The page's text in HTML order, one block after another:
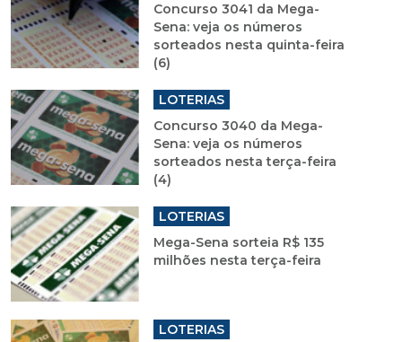
Concurso 3041 da Mega-
Sena: veja os números
sorteados nesta quinta-feira
(6)
LOTERIAS
Concurso 3040 da Mega-
Sena: veja os números
sorteados nesta terça-feira
(4)
LOTERIAS
Mega-Sena sorteia R$ 135
milhões nesta terça-feira
LOTERIAS